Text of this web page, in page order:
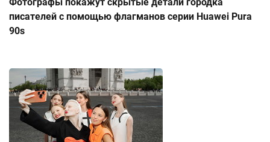
писателей с помощью флагманов серии Huawei Pura
90s